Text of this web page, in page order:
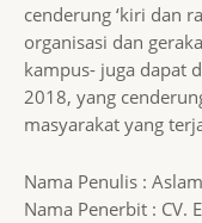
cenderung ‘kiri dan
organisasi dan
kampus- juga dapat
2018, yang
masyarakat yang
Nama Penulis :
Nama Penerbit : CV.